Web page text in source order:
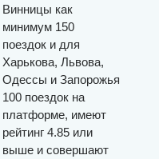
Винницы как
минимум 150
поездок и для
Харькова, Львова,
Одессы и Запорожья
100 поездок на
платформе, имеют
рейтинг 4.85 или
выше и совершают